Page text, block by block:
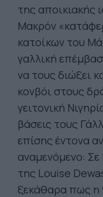
της αποικιακής
Μακρόν
κατοίκων του
γαλλική
να τους διώξει
κονβόι στους
γειτονική
βάσεις τους
επίσης έντονα
αναμενόμενο:
της Louise
ξεκάθαρα πως η